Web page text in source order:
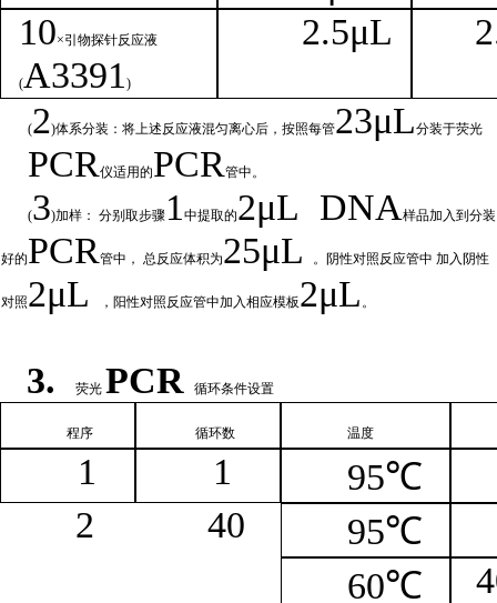
10×引物探针反应液
(A3391)
2.5μL 2
(2)体系分装：将上述反应液混匀离心后，按照每管23μL分装于荧光
PCR仪适用的PCR管中。
(3)加样： 分别取步骤1 中提取的2μL DNA样品加入到分装
好的PCR管中， 总反应体积为25μL 。阴性对照反应管中 加入阴性
对照2μL ，阳性对照反应管中加入相应模板2μL 。
3. 荧光 PCR 循环条件设置
程序 循环数 温度
1 1
95℃
2
40
95℃
60℃
4